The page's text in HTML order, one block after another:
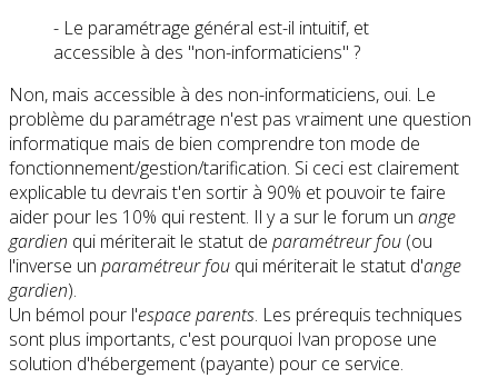
- Le paramétrage général est-il intuitif, et
accessible à des "non-informaticiens" ?
Non, mais accessible à des non-informaticiens, oui. Le
problème du paramétrage n'est pas vraiment une question
informatique mais de bien comprendre ton mode de
fonctionnement/gestion/tarification. Si ceci est clairement
explicable tu devrais t'en sortir à 90% et pouvoir te faire
aider pour les 10% qui restent. Il y a sur le forum un ange
gardien qui mériterait le statut de paramétreur fou (ou
l'inverse un paramétreur fou qui mériterait le statut d'ange
gardien).
Un bémol pour l'espace parents. Les prérequis techniques
sont plus importants, c'est pourquoi Ivan propose une
solution d'hébergement (payante) pour ce service.